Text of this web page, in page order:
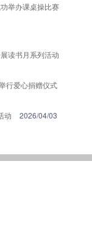
举办课桌操比赛
读书月系列活动
行爱心捐赠仪式
动
2026/04/03